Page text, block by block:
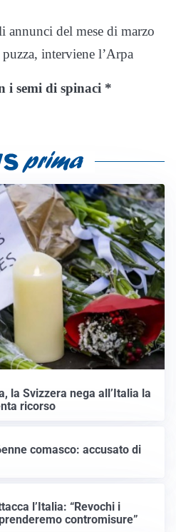
annunci del mese di marzo
interviene l’Arpa
i semi di spinaci *
la Svizzera nega all’Italia la
ricorso
comasco: accusato di
l’Italia: “Revochi i
contromisure”